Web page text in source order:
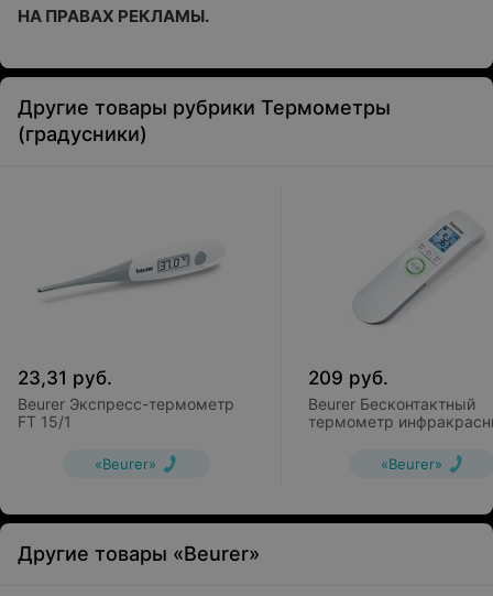
НА ПРАВАХ РЕКЛАМЫ.
Другие товары рубрики Термометры
(градусники)
23,31 руб.
Beurer Экспресс-термометр
FT 15/1
«Beurer»
209 руб.
Beurer Бесконтактный
термометр
«Beurer»
Другие товары «Beurer»